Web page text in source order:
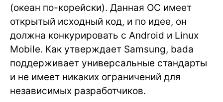
(океан по-корейски). Данная ОС имеет
открытый исходный код, и по идее, он
должна конкурировать с Android и Linux
Mobile. Как утверждает Samsung, bada
поддерживает универсальные стандарты
и не имеет никаких ограничений для
независимых разработчиков.